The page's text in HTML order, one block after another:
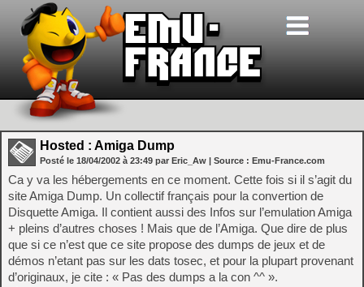
Hosted : Amiga Dump
Posté le 18/04/2002 à 23:49 par Eric_Aw | Source : Emu-France.com
Ca y va les hébergements en ce moment. Cette fois si il s’agit du
site Amiga Dump. Un collectif français pour la convertion de
Disquette Amiga. Il contient aussi des Infos sur l’emulation Amiga
+ pleins d’autres choses ! Mais que de l’Amiga. Que dire de plus
que si ce n’est que ce site propose des dumps de jeux et de
démos n’etant pas sur les dats tosec, et pour la plupart provenant
d’originaux, je cite : « Pas des dumps a la con ^^ ».